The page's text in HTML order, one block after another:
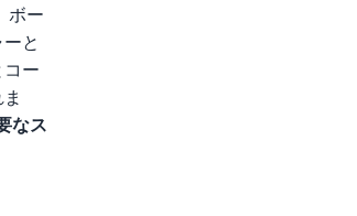
ボー
と
ー
なス